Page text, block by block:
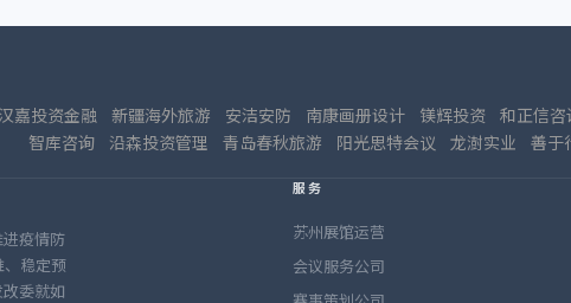
嘉投资金融 新疆海外旅游 安洁安防 南康画册设计 镁辉投资 和正信咨
智库咨询
沿森投资管理 青岛春秋旅游 阳光思特会议 龙澍实业 善于
疫情防
、稳定预
委就如
服务
苏州展馆运营
会议服务公司